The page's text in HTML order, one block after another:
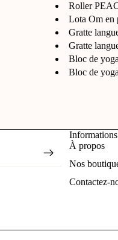
Roller
Lota Om en
Gratte
Gratte
Bloc de
Bloc de
Informations
À propos
Nos
Contactez-